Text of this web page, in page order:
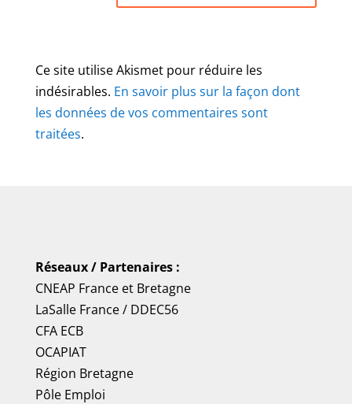
Ce site utilise Akismet pour réduire les
indésirables. En savoir plus sur la façon dont
les données de vos commentaires sont
traitées.
Réseaux / Partenaires :
CNEAP Franceet Bretagne
LaSalle France/ DDEC56
CFA ECB
OCAPIAT
Région Bretagne
Pôle Emploi